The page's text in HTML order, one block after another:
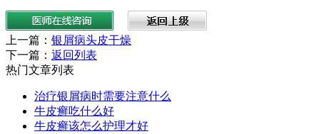
上一篇： 银屑病头皮干燥
下一篇： 返回列表
热门文章列表
治疗银屑病时需要注意什么
牛皮癣吃什么好
牛皮癣该怎么护理才好